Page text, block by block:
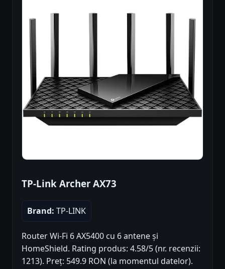
TP-Link Archer AX73
Brand: TP-LINK
Router Wi-Fi 6 AX5400 cu 6 antene și
HomeShield. Rating produs: 4.58/5 (nr. recenzii:
1213). Preț: 549.9 RON (la momentul datelor).